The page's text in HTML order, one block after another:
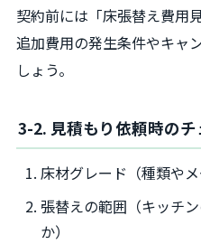
契約前には「床張替え費用
追加費用の発生条件やキャ
しょう。
3-2. 見積もり依頼時の
床材グレード（種類やメ
張替えの範囲（キッチ
か）